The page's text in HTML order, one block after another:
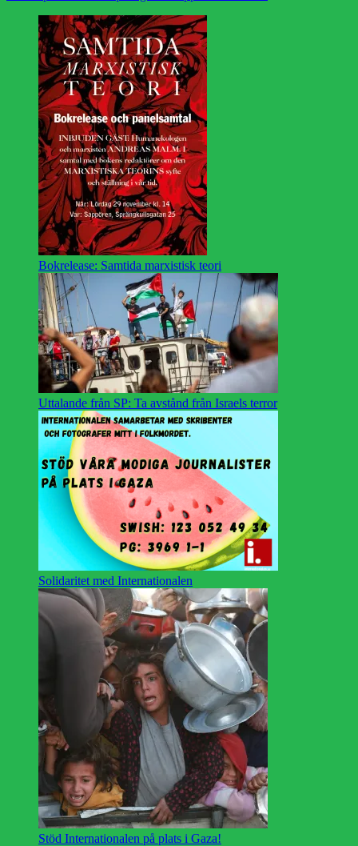
Bokrelease: Samtida marxistisk teori
Uttalande från SP: Ta avstånd från Israels terror
Solidaritet med Internationalen
Stöd Internationalen på plats i Gaza!